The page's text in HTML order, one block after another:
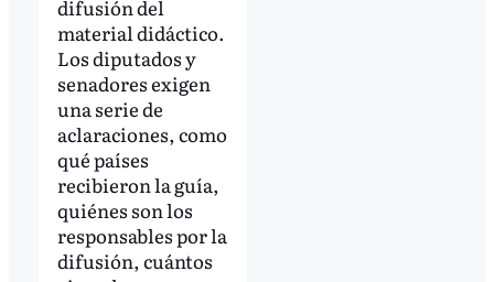
difusión del
material didáctico.
Los diputados y
senadores exigen
una serie de
aclaraciones, como
qué países
recibieron la guía,
quiénes son los
responsables por la
difusión, cuántos